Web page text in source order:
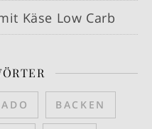
Käse Low Carb
BACKEN